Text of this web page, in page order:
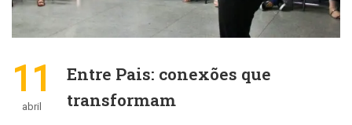
11
abril
Entre Pais: conexões que
transformam